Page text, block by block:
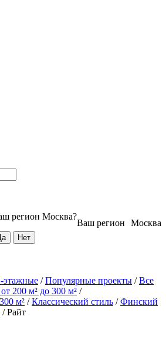
Москва
Ваш регион
регион Москва?
этажные /Популярные проекты /Все
200 м² до 300 м² /
м² /Классический стиль /Финский
/Райт